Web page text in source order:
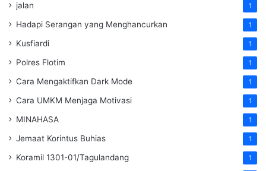
jalan 1
Hadapi Serangan yang Menghancurkan 1
Kusfiardi 1
Polres Flotim 1
Cara Mengaktifkan Dark Mode 1
Cara UMKM Menjaga Motivasi 1
MINAHASA 1
Jemaat Korintus Buhias 1
Koramil 1301-01/Tagulandang 1